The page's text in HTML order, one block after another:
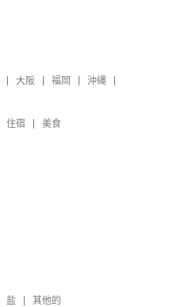
大阪 福岡 沖縄
住宿 美食
盐 其他的